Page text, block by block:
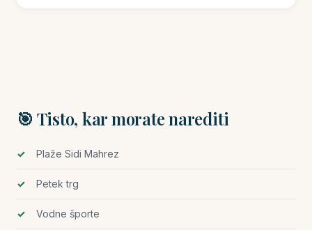
🎯 Tisto, kar morate narediti
Plaže Sidi Mahrez
Petek trg
Vodne športe